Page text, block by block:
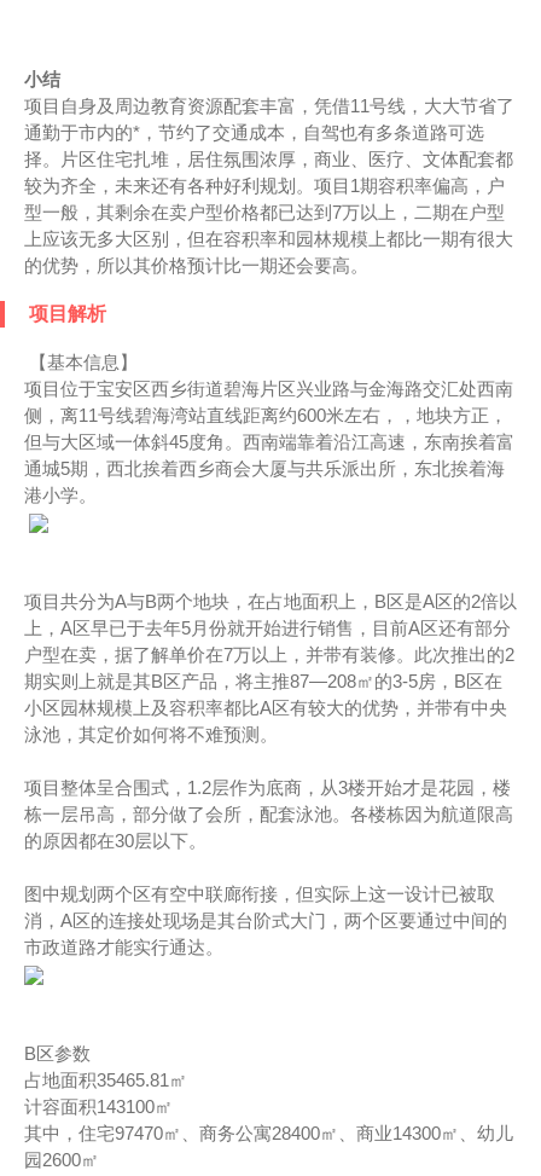
小结
项目自身及周边教育资源配套丰富，凭借11号线，大大节省了
通勤于市内的*，节约了交通成本，自驾也有多条道路可选
择。片区住宅扎堆，居住氛围浓厚，商业、医疗、文体配套都
较为齐全，未来还有各种好利规划。项目1期容积率偏高，户
型一般，其剩余在卖户型价格都已达到7万以上，二期在户型
上应该无多大区别，但在容积率和园林规模上都比一期有很大
的优势，所以其价格预计比一期还会要高。
项目解析
【基本信息】
项目位于宝安区西乡街道碧海片区兴业路与金海路交汇处西南
侧，离11号线碧海湾站直线距离约600米左右，，地块方正，
但与大区域一体斜45度角。西南端靠着沿江高速，东南挨着富
通城5期，西北挨着西乡商会大厦与共乐派出所，东北挨着海
港小学。
项目共分为A与B两个地块，在占地面积上，B区是A区的2倍以
上，A区早已于去年5月份就开始进行销售，目前A区还有部分
户型在卖，据了解单价在7万以上，并带有装修。此次推出的2
期实则上就是其B区产品，将主推87—208㎡的3-5房，B区在
小区园林规模上及容积率都比A区有较大的优势，并带有中央
泳池，其定价如何将不难预测。
项目整体呈合围式，1.2层作为底商，从3楼开始才是花园，楼
栋一层吊高，部分做了会所，配套泳池。各楼栋因为航道限高
的原因都在30层以下。
图中规划两个区有空中联廊衔接，但实际上这一设计已被取
消，A区的连接处现场是其台阶式大门，两个区要通过中间的
市政道路才能实行通达。
B区参数
占地面积35465.81㎡
计容面积143100㎡
其中，住宅97470㎡、商务公寓28400㎡、商业14300㎡、幼儿
园2600㎡